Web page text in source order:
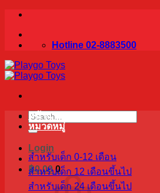
Skip
content
Hotline 02-8883500
Search
for:
Login
฿0.00 0
หน้าแรก
หมวดหมู่
สำหรับเด็ก 0-12 เดือน
สำหรับเด็ก 12 เดือนขึ้นไป
สำหรับเด็ก 24 เดือนขึ้นไป